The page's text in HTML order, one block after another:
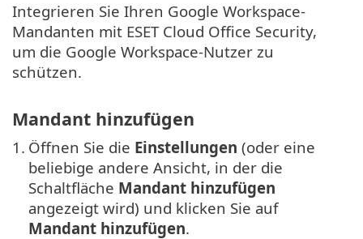
Integrieren Sie Ihren Google Workspace-
Mandanten mit ESET Cloud Office Security,
um die Google Workspace-Nutzer zu
schützen.
Mandant hinzufügen
1. Öffnen Sie die Einstellungen (oder eine
beliebige andere Ansicht, in der die
Schaltfläche Mandant hinzufügen
angezeigt wird) und klicken Sie auf
Mandant hinzufügen.